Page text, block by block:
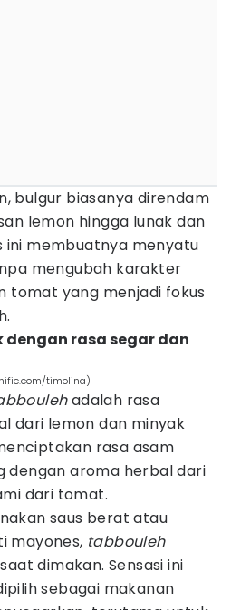
bulgur biasanya direndam
lemon hingga lunak dan
ini membuatnya menyatu
mengubah karakter
tomat yang menjadi fokus
dengan rasa segar dan
timolina)
adalah rasa
dari lemon dan minyak
rasa asam
dengan aroma herbal dari
dari tomat.
saus berat atau
mayones, tabbouleh
dimakan. Sensasi ini
sebagai makanan